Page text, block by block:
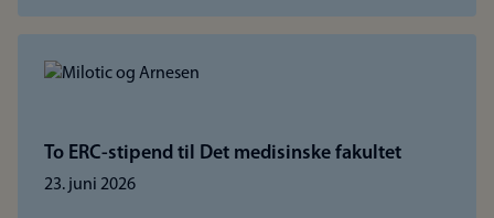
To ERC-stipend til Det medisinske fakultet
23. juni 2026